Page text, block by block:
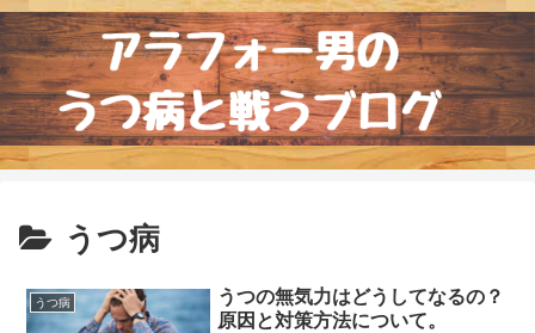
うつ病
うつ病
うつの無気力はどうしてなるの？
原因と対策方法について。